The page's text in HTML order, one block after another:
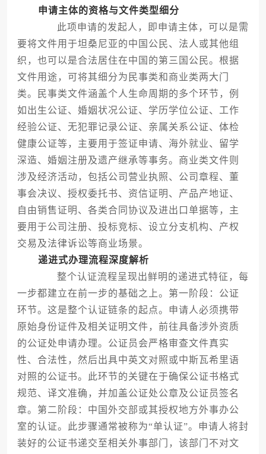
申请主体的资格与文件类型细分
此项申请的发起人，即申请主体，可以是需
要将文件用于坦桑尼亚的中国公民、法人或其他组
织，也可以是合法居住在中国的第三国公民。根据
文件用途，可将其细分为民事类和商业类两大门
类。民事类文件涵盖个人生命周期的多个环节，例
如出生公证、婚姻状况公证、学历学位公证、工作
经验公证、无犯罪记录公证、亲属关系公证、体检
健康公证等，主要用于签证申请、海外就业、留学
深造、婚姻注册及遗产继承等事务。商业类文件则
涉及经济活动，包括公司营业执照、公司章程、董
事会决议、授权委托书、资信证明、产品产地证、
自由销售证明、各类合同协议及进出口单据等，主
要用于公司注册、投标竞标、设立分支机构、产权
交易及法律诉讼等商业场景。
递进式办理流程深度解析
整个认证流程呈现出鲜明的递进式特征，每
一步都建立在前一步的基础之上。第一阶段：公证
环节。这是整个认证链条的起点。申请人必须携带
原始身份证件及相关证明文件，前往具备涉外资质
的公证处申请办理。公证员会严格审查文件真实
性、合法性，然后出具中英文对照或中斯瓦希里语
对照的公证书。此环节的关键在于确保公证书格式
规范、译文准确，并加盖公证处公章及公证员签名
章。第二阶段：中国外交部或其授权地方外事办公
室的认证。此步骤通常被称为“单认证”。申请人将封
装好的公证书递交至相关外事部门，该部门不对文